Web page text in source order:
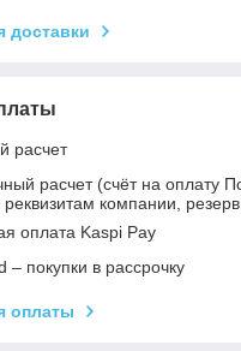
доставки
расчет
расчет (счёт на оплату
реквизитам компании,
оплата Kaspi Pay
– покупки в рассрочку
оплаты